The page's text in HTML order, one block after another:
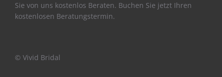
Sie von uns kostenlos Beraten. Buchen Sie jetzt Ihren
kostenlosen Beratungstermin.
© Vivid Bridal